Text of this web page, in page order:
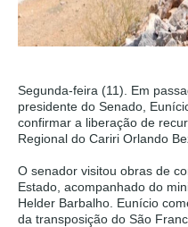
Segunda-feira (11). Em
presidente do Senado,
confirmar a liberação de
Regional do Cariri Orlando
O senador visitou obras de
Estado, acompanhado do
Helder Barbalho. Eunício
da transposição do São